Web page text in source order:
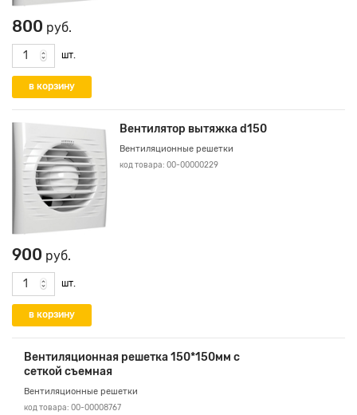
800 руб.
шт.
Вентилятор вытяжка d150
Вентиляционные решетки
код товара: 00-00000229
900 руб.
шт.
Вентиляционная решетка 150*150мм с
сеткой съемная
Вентиляционные решетки
код товара: 00-00008767